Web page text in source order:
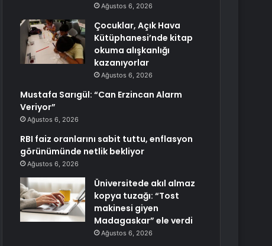
Ağustos 6, 2026
Çocuklar, Açık Hava
Kütüphanesi’nde kitap
okuma alışkanlığı
kazanıyorlar
Ağustos 6, 2026
Mustafa Sarıgül: “Can Erzincan Alarm
Veriyor”
Ağustos 6, 2026
RBI faiz oranlarını sabit tuttu, enflasyon
görünümünde netlik bekliyor
Ağustos 6, 2026
Üniversitede akıl almaz
kopya tuzağı: “Tost
makinesi giyen
Madagaskar” ele verdi
Ağustos 6, 2026